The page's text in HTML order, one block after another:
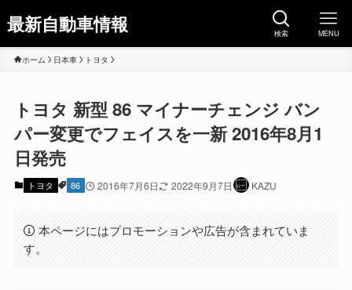
最新自動車情報 検索 MENU
ホーム 日本車 トヨタ
トヨタ 新型 86 マイナーチェンジ バン
パー変更でフェイスを一新 2016年8月1
日発売
トヨタ 86 2016年7月6日 2022年9月7日 KAZU
本ページにはプロモーションや広告が含まれていま
す。